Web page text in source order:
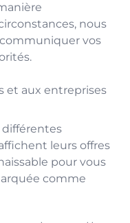
nous
vos
et aux entreprises
différentes
leurs offres
pour vous
comme